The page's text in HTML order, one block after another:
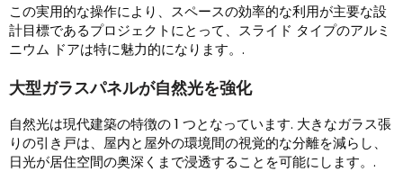
この実用的な操作により、スペースの効率的な利用が主要な設
計目標であるプロジェクトにとって、スライド タイプのアルミ
ニウム ドアは特に魅力的になります。.
大型ガラスパネルが自然光を強化
自然光は現代建築の特徴の 1 つとなっています. 大きなガラス張
りの引き戸は、屋内と屋外の環境間の視覚的な分離を減らし、
日光が居住空間の奥深くまで浸透することを可能にします。.